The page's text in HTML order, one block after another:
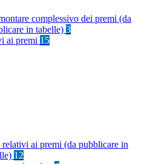
complessivo dei premi (da
in tabelle) 3
ai premi 15
ai premi (da pubblicare in
12